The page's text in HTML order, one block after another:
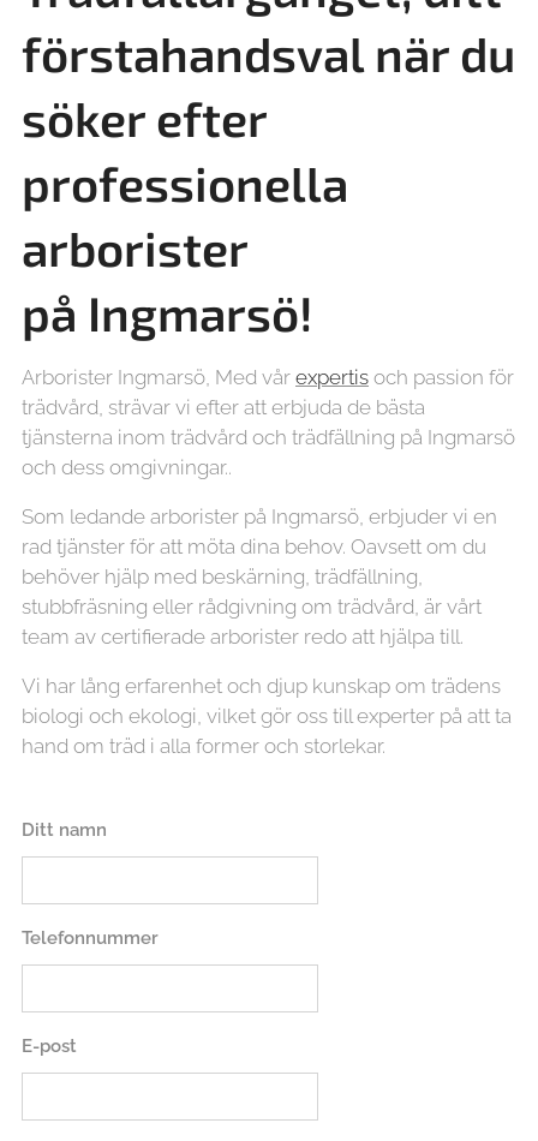
förstahandsval när du
söker efter
professionella
arborister
på Ingmarsö!
Arborister Ingmarsö, Med vår expertis och passion för
trädvård, strävar vi efter att erbjuda de bästa
tjänsterna inom trädvård och trädfällning på Ingmarsö
och dess omgivningar..
Som ledande arborister på Ingmarsö, erbjuder vi en
rad tjänster för att möta dina behov. Oavsett om du
behöver hjälp med beskärning, trädfällning,
stubbfräsning eller rådgivning om trädvård, är vårt
team av certifierade arborister redo att hjälpa till.
Vi har lång erfarenhet och djup kunskap om trädens
biologi och ekologi, vilket gör oss till experter på att ta
hand om träd i alla former och storlekar.
Ditt namn
Telefonnummer
E-post